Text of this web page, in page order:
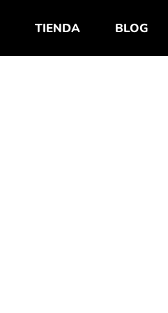
TIENDA BLOG